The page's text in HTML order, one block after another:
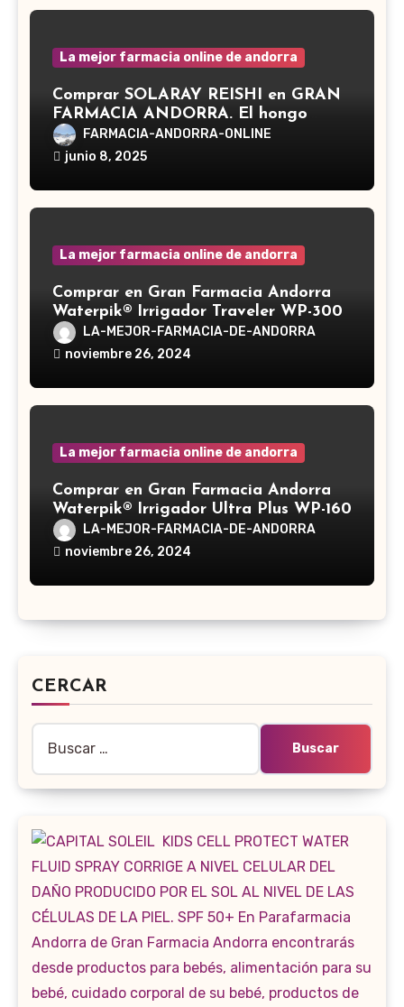
La mejor farmacia online de andorra
Comprar SOLARAY REISHI en GRAN
FARMACIA ANDORRA. El hongo
Reishi, cuyo nombre científico es
Ganoderma lucidum, es un hongo
en la medicina tradicional asiática
FARMACIA-ANDORRA-ONLINE
junio 8, 2025
La mejor farmacia online de andorra
Comprar en Gran Farmacia Andorra
Waterpik® Irrigador Traveler WP-300
LA-MEJOR-FARMACIA-DE-ANDORRA
noviembre 26, 2024
La mejor farmacia online de andorra
Comprar en Gran Farmacia Andorra
Waterpik® Irrigador Ultra Plus WP-160
LA-MEJOR-FARMACIA-DE-ANDORRA
noviembre 26, 2024
CERCAR